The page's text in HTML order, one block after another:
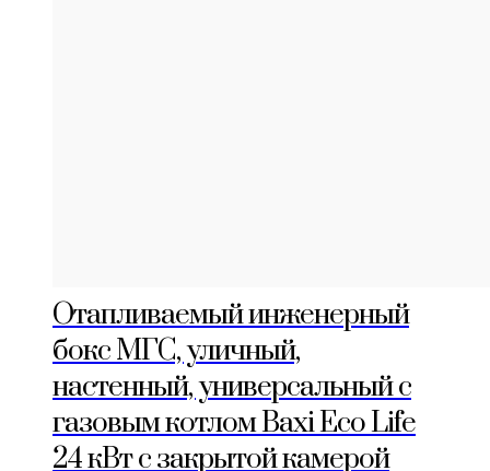
Отапливаемый инженерный
бокс МГС, уличный,
настенный, универсальный с
газовым котлом Baxi Eco Life
24 кВт с закрытой камерой